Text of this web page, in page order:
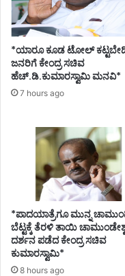
*ಯಾರೂ ಕೂಡ ಟೋಲ್
ಜನರಿಗೆ ಕೇಂದ್ರ ಸಚಿವ
ಹೆಚ್.ಡಿ.ಕುಮಾರಸ್ವಾಮಿ ಮನವಿ*
7 hours ago
*ಪಾದಯಾತ್ರೆಗೂ ಮುನ್ನ
ಬೆಟ್ಟಕ್ಕೆ ತೆರಳಿ ತಾಯಿ
ದರ್ಶನ ಪಡೆದ ಕೇಂದ್ರ ಸಚಿವ
ಕುಮಾರಸ್ವಾಮಿ*
8 hours ago